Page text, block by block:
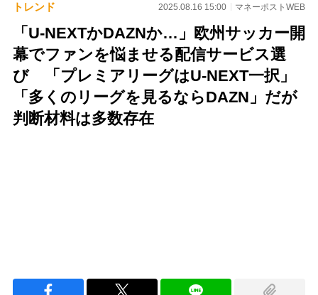
トレンド 2025.08.16 15:00 マネーポストWEB
「U-NEXTかDAZNか…」欧州サッカー開
幕でファンを悩ませる配信サービス選
び 「プレミアリーグはU-NEXT一択」
「多くのリーグを見るならDAZN」だが
判断材料は多数存在